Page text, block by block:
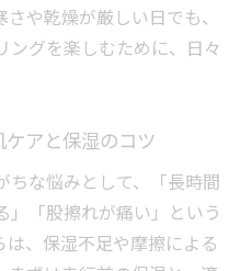
や乾燥が厳しい日でも、
ングを楽しむために、日々
アと保湿のコツ
ちな悩みとして、「長時間
」「股擦れが痛い」という
、保湿不足や摩擦による